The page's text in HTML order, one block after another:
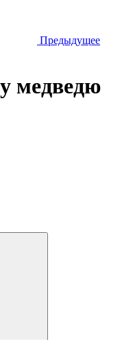
Предыдущее
медведю